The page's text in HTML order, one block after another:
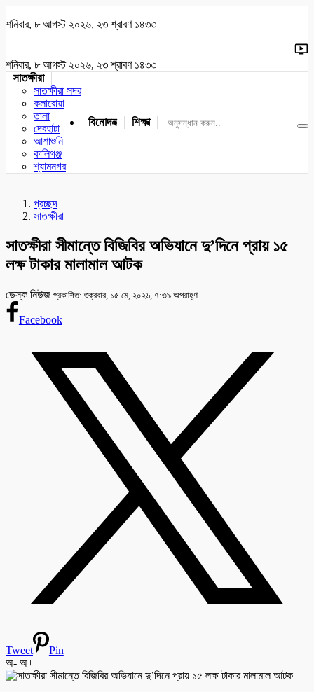
শনিবার, ৮ আগস্ট ২০২৬, ২৩ শ্রাবণ ১৪৩৩
শনিবার, ৮ আগস্ট ২০২৬, ২৩ শ্রাবণ ১৪৩৩
সাতক্ষীরা
সাতক্ষীরা সদর
কলারোয়া
তালা
দেবহাটা
আশাশুনি
কালিগঞ্জ
শ্যামনগর
বিনোদন শিক্ষা খেলাধুলা জাতীয় যশোর
প্রচ্ছদ
সাতক্ষীরা
সাতক্ষীরা সীমান্তে বিজিবির অভিযানে দু’দিনে প্রায় ১৫
লক্ষ টাকার মালামাল আটক
ডেস্ক নিউজ প্রকাশিত: শুক্রবার, ১৫ মে, ২০২৬, ৭:৩৯ অপরাহ্ণ
Facebook
Tweet
Pin
অ- অ+